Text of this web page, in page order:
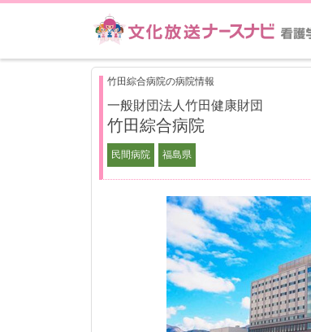
竹田綜合病院の病院情報
一般財団法人竹田健康財団
竹田綜合病院
民間病院 福島県